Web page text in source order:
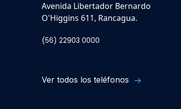
Avenida Libertador Bernardo
O'Higgins 611, Rancagua.
(56) 22903 0000
Ver todos los teléfonos